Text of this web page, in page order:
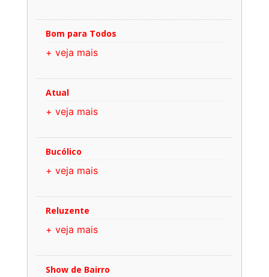
Bom para Todos
+ veja mais
Atual
+ veja mais
Bucólico
+ veja mais
Reluzente
+ veja mais
Show de Bairro